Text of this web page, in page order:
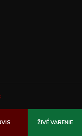
ŽIVÉ VARENIE
práva vyhradené.